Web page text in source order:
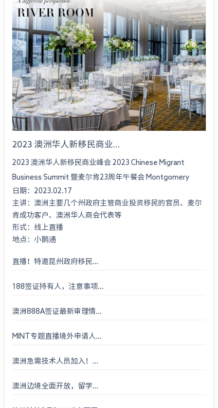
2023 澳洲华人新移民商业...
2023 澳洲华人新移民商业峰会 2023 Chinese Migrant
Business Summit 暨麦尔肯23周年午餐会 Montgomery
International Consultant 23rd An...
日期：2023.02.17
主讲：澳洲主要几个州政府主管商业投资移民的官员、麦尔
肯成功客户、澳洲华人商会代表等
形式：线上直播
地点：小鹅通
直播！特邀昆州政府移民...
188签证持有人，注意事项...
澳洲888A签证最新审理情...
MINT专题直播境外申请人...
澳洲急需技术人员加入！...
澳洲边境全面开放，留学...